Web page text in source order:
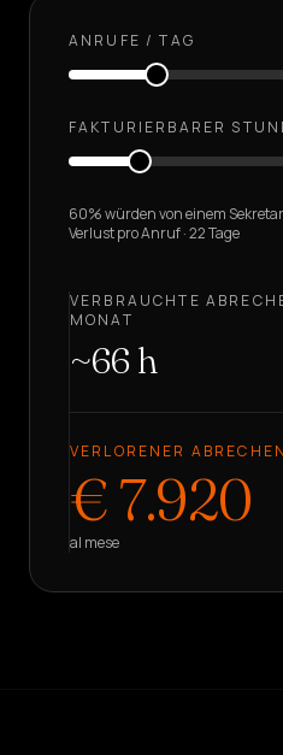
ANRUFE / TAG
FAKTURIERBARER
60% würden von einem
Verlust pro Anruf · 22 Tage
VERBRAUCHTE
MONAT
~66h
VERLORENER
€7.920
al mese